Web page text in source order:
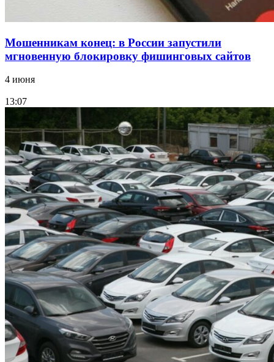
Мошенникам конец: в России запустили
мгновенную блокировку фишинговых сайтов
4 июня
13:07